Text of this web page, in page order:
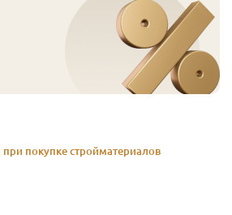
покупке стройматериалов